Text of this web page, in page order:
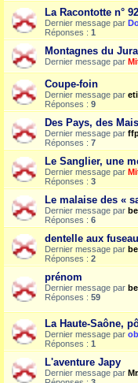
La Racontotte n° 92
Dernier message par
Réponses : 1
Montagnes du
Dernier message par
Coupe-foin
Dernier message par
Réponses : 9
Des Pays, des
Dernier message par
Réponses : 7
Le Sanglier, une
Dernier message par
Réponses : 3
Le malaise des «
Dernier message par
Réponses : 6
dentelle aux
Dernier message par
Réponses : 2
prénom
Dernier message par
Réponses : 59
La Haute-Saône,
Dernier message par
Réponses : 1
L'aventure Japy
Dernier message par